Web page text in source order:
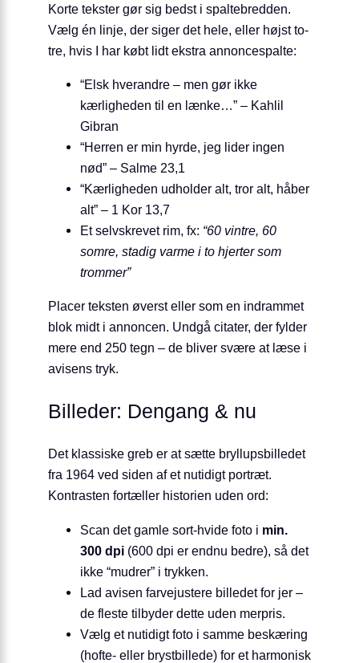
Korte tekster gør sig bedst i spaltebredden.
Vælg én linje, der siger det hele, eller højst to-
tre, hvis I har købt lidt ekstra annoncespalte:
“Elsk hverandre – men gør ikke
kærligheden til en lænke…” – Kahlil
Gibran
“Herren er min hyrde, jeg lider ingen
nød” – Salme 23,1
“Kærligheden udholder alt, tror alt, håber
alt” – 1 Kor 13,7
Et selvskrevet rim, fx: “60 vintre, 60
somre, stadig varme i to hjerter som
trommer”
Placer teksten øverst eller som en indrammet
blok midt i annoncen. Undgå citater, der fylder
mere end 250 tegn – de bliver svære at læse i
avisens tryk.
Billeder: Dengang & nu
Det klassiske greb er at sætte bryllupsbilledet
fra 1964 ved siden af et nutidigt portræt.
Kontrasten fortæller historien uden ord:
Scan det gamle sort-hvide foto i min.
300 dpi (600 dpi er endnu bedre), så det
ikke “mudrer” i trykken.
Lad avisen farvejustere billedet for jer –
de fleste tilbyder dette uden merpris.
Vælg et nutidigt foto i samme beskæring
(hofte- eller brystbillede) for et harmonisk